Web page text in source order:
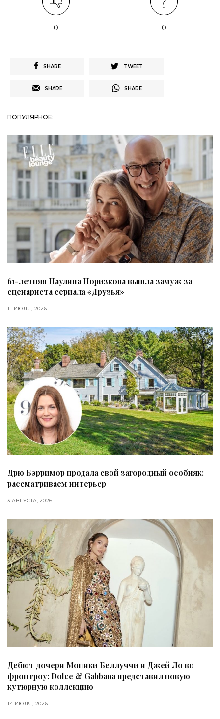
0 0
SHARE TWEET
SHARE SHARE
ПОПУЛЯРНОЕ:
61-летняя Паулина Поризкова вышла замуж за
сценариста сериала «Друзья»
11 ИЮЛЯ, 2026
Дрю Бэрримор продала свой загородный особняк:
рассматриваем интерьер
3 АВГУСТА, 2026
Дебют дочери Моники Беллуччи и Джей Ло во
фронтроу: Dolce & Gabbana представил новую
кутюрную коллекцию
14 ИЮЛЯ, 2026